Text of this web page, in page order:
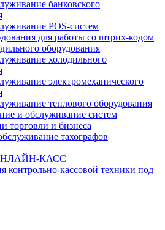
банковского
POS-систем
для работы со штрих-кодом
оборудования
холодильного
электромеханического
теплового оборудования
и обслуживание систем
торговли и бизнеса
тахографов
КАСС
контрольно-кассовой техники под